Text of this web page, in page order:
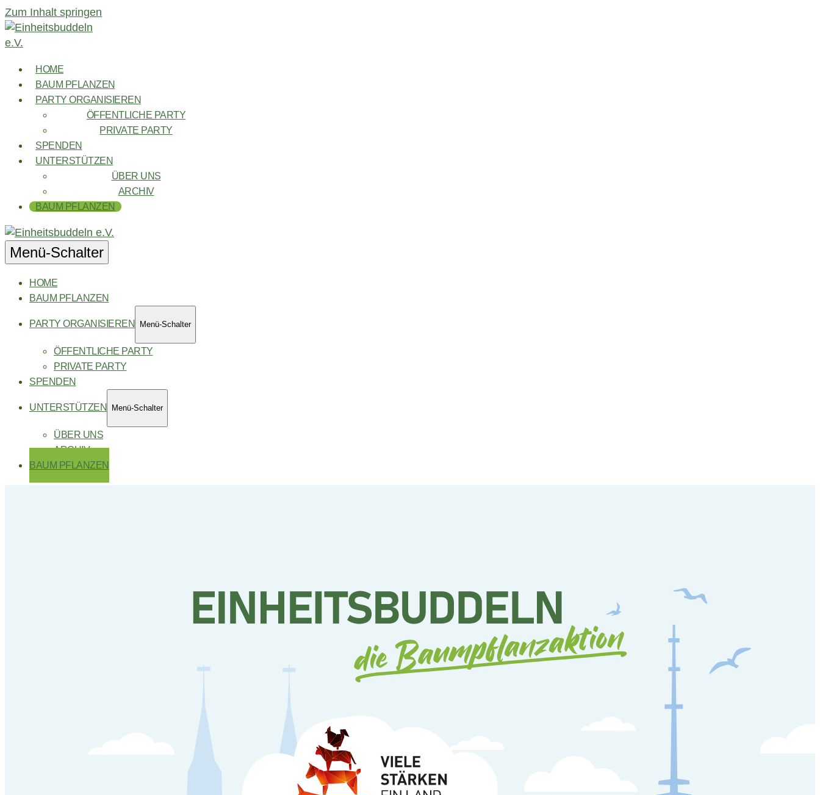
Zum Inhalt springen
HOME
BAUM PFLANZEN
PARTY ORGANISIEREN
ÖFFENTLICHE PARTY
PRIVATE PARTY
SPENDEN
UNTERSTÜTZEN
ÜBER UNS
ARCHIV
BAUM PFLANZEN
Menü-Schalter
HOME
BAUM PFLANZEN
PARTY ORGANISIEREN Menü-Schalter
ÖFFENTLICHE PARTY
PRIVATE PARTY
SPENDEN
UNTERSTÜTZEN Menü-Schalter
ÜBER UNS
ARCHIV
BAUM PFLANZEN